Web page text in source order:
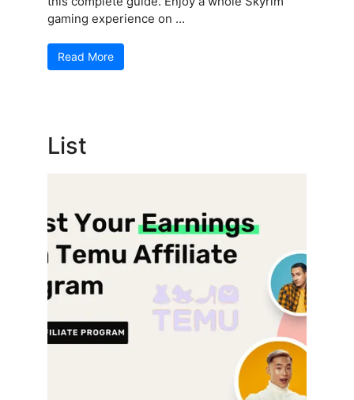
gaming experience on ...
Read More
List